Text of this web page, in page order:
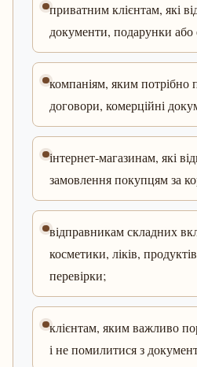
приватним клієнтам, які
документи, подарунки або
компаніям, яким потрібно
договори, комерційні
інтернет-магазинам, які
замовлення покупцям за
відправникам складних
косметики, ліків,
перевірки;
клієнтам, яким важливо
і не помилитися з